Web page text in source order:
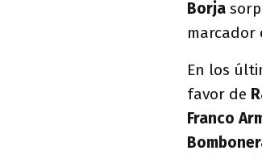
Borja
marcador
En los
favor de
Franco